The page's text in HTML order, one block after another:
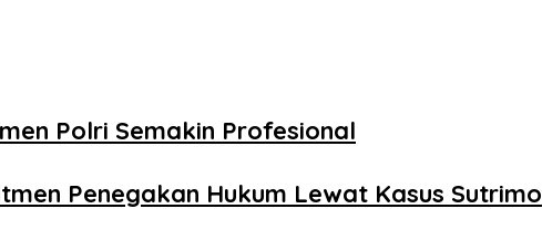
Polri Semakin Profesional
Penegakan Hukum Lewat Kasus Sutrimo